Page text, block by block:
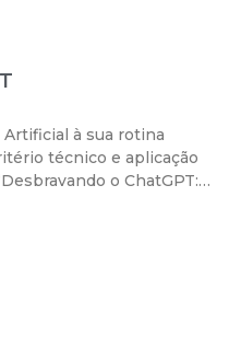
à sua rotina
técnico e aplicação
o ChatGPT:
em Infectologia,